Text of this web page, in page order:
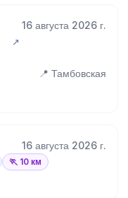
16 августа 2026 г.
📍 Тамбовская
16 августа 2026 г.
🏃 10 км